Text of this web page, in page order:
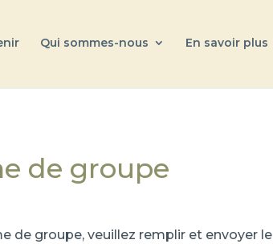
Qui sommes-nous En savoir plus
de groupe
de groupe, veuillez remplir et envoyer le